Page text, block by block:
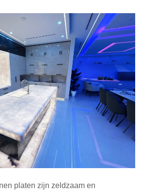
onyx en albast, waardoor licht
kan creëren.
omvatten feature walls,
en bartops, wat elegantie
ruimtes.
duurder dan standaard stenen
en unieke visuele
bieden een
dat de sfeer van
platen zijn zeldzaam en